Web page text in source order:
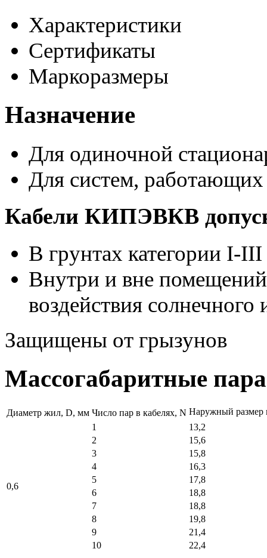
Характеристики
Сертификаты
Маркоразмеры
Назначение
Для одиночной
Для систем, работающих
Кабели КИПЭВКВ
В грунтах категории I-III
Внутри и вне
воздействия
Защищены от грызунов
Массогабаритные
Диаметр жил, D, мм Число пар в кабелях, N Наружный размер
0,6
1
13,2
2
15,6
3
15,8
4
16,3
5
17,8
6
18,8
7
18,8
8
19,8
9
21,4
10
22,4